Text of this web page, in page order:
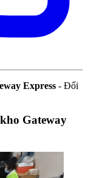
Express - Đối
Gateway